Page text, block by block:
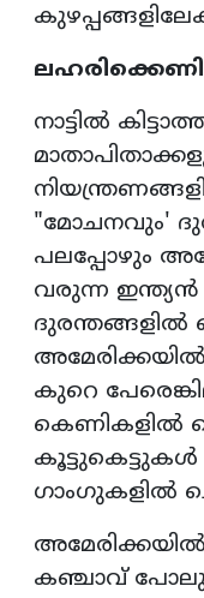
ലഹരിക്കെണി
നാട്ടിൽ
"മോചനവും'
പലപ്പോഴും
വരുന്ന ഇന്ത്യൻ
ദുരന്തങ്ങളിൽ
കുറെ
കെണികളിൽ
ഗാംഗുകളിൽ
കഞ്ചാവ്